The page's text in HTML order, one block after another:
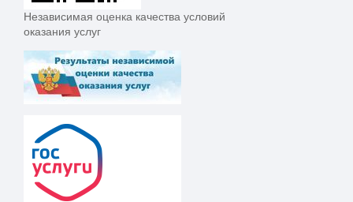
Независимая оценка качества условий
оказания услуг